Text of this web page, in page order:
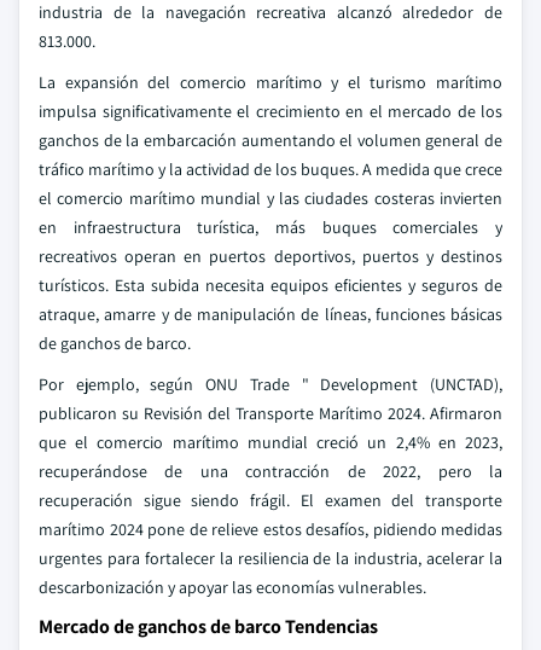
industria de la navegación recreativa alcanzó alrededor de
813.000.
La expansión del comercio marítimo y el turismo marítimo
impulsa significativamente el crecimiento en el mercado de los
ganchos de la embarcación aumentando el volumen general de
tráfico marítimo y la actividad de los buques. A medida que crece
el comercio marítimo mundial y las ciudades costeras invierten
en infraestructura turística, más buques comerciales y
recreativos operan en puertos deportivos, puertos y destinos
turísticos. Esta subida necesita equipos eficientes y seguros de
atraque, amarre y de manipulación de líneas, funciones básicas
de ganchos de barco.
Por ejemplo, según ONU Trade " Development (UNCTAD),
publicaron su Revisión del Transporte Marítimo 2024. Afirmaron
que el comercio marítimo mundial creció un 2,4% en 2023,
recuperándose de una contracción de 2022, pero la
recuperación sigue siendo frágil. El examen del transporte
marítimo 2024 pone de relieve estos desafíos, pidiendo medidas
urgentes para fortalecer la resiliencia de la industria, acelerar la
descarbonización y apoyar las economías vulnerables.
Mercado de ganchos de barco Tendencias